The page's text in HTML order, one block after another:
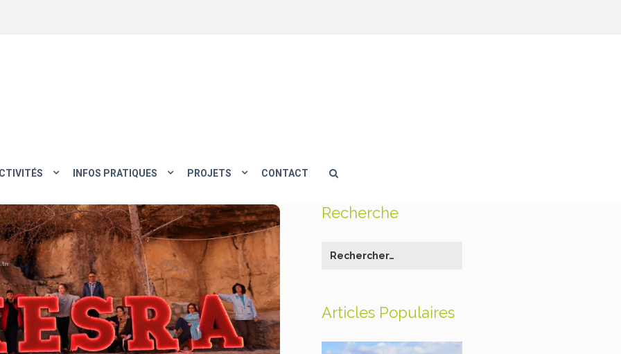
INFOS PRATIQUES PROJETS CONTACT
Recherche
Articles Populaires